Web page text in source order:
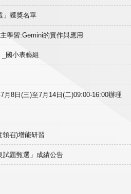
」獲獎名單
學習:Gemini的實作與應用
國小表藝組
8日(三)至7月14日(二)09:00-16:00辦理
領召)增能研習
試題甄選」成績公告